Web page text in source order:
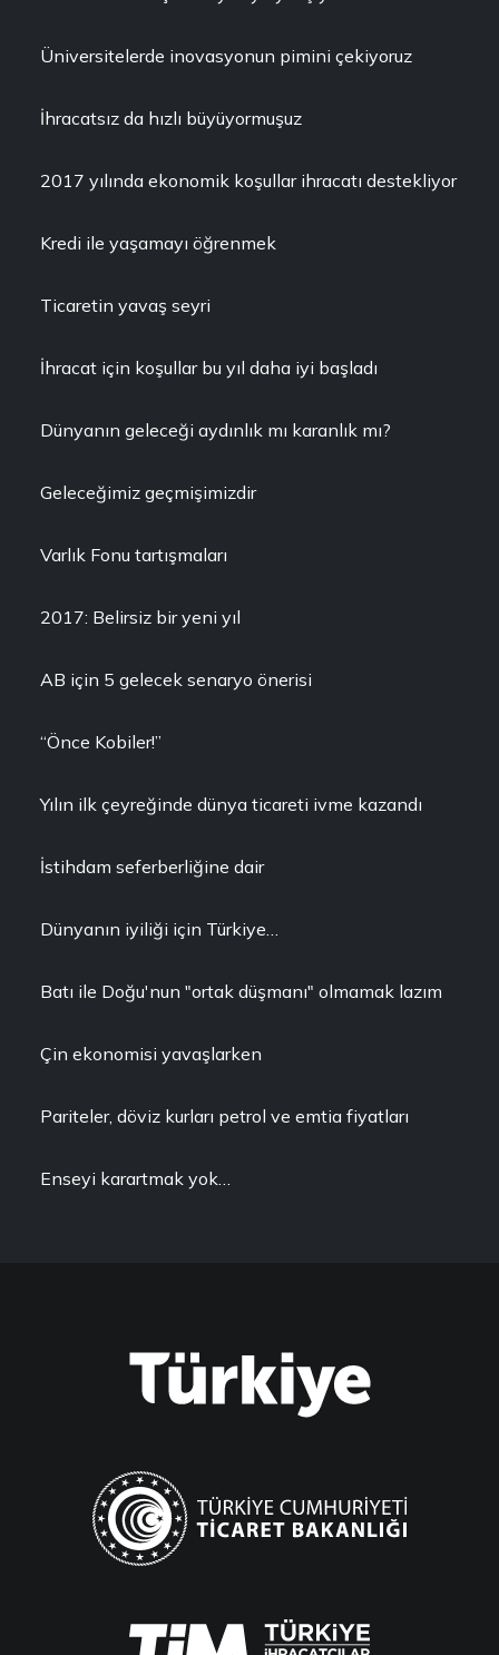
Üniversitelerde inovasyonun pimini çekiyoruz
İhracatsız da hızlı büyüyormuşuz
2017 yılında ekonomik koşullar ihracatı destekliyor
Kredi ile yaşamayı öğrenmek
Ticaretin yavaş seyri
İhracat için koşullar bu yıl daha iyi başladı
Dünyanın geleceği aydınlık mı karanlık mı?
Geleceğimiz geçmişimizdir
Varlık Fonu tartışmaları
2017: Belirsiz bir yeni yıl
AB için 5 gelecek senaryo önerisi
“Önce Kobiler!”
Yılın ilk çeyreğinde dünya ticareti ivme kazandı
İstihdam seferberliğine dair
Dünyanın iyiliği için Türkiye…
Batı ile Doğu'nun "ortak düşmanı" olmamak lazım
Çin ekonomisi yavaşlarken
Pariteler, döviz kurları petrol ve emtia fiyatları
Enseyi karartmak yok…